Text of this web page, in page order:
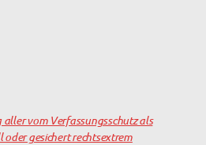
aller vom Verfassungsschutz als
gesichert rechtsextrem